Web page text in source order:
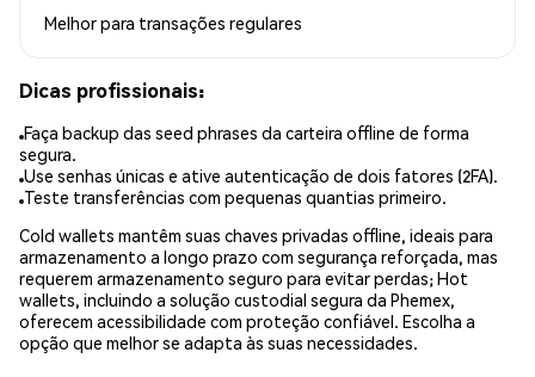
Melhor para transações regulares
Dicas profissionais:
Faça backup das seed phrases da carteira offline de forma
segura.
Use senhas únicas e ative autenticação de dois fatores (2FA).
Teste transferências com pequenas quantias primeiro.
Cold wallets mantêm suas chaves privadas offline, ideais para
armazenamento a longo prazo com segurança reforçada, mas
requerem armazenamento seguro para evitar perdas; Hot
wallets, incluindo a solução custodial segura da Phemex,
oferecem acessibilidade com proteção confiável. Escolha a
opção que melhor se adapta às suas necessidades.